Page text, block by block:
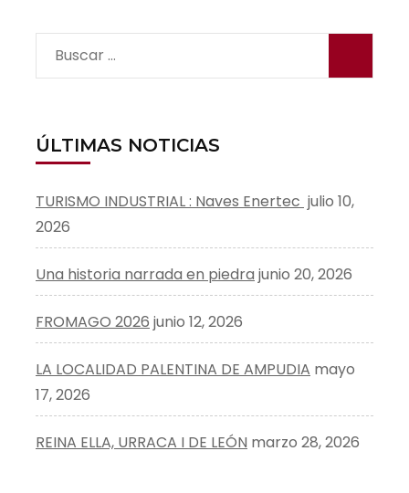
Buscar:
ÚLTIMAS NOTICIAS
TURISMO INDUSTRIAL : Naves Enertec julio 10,
2026
Una historia narrada en piedra junio 20, 2026
FROMAGO 2026 junio 12, 2026
LA LOCALIDAD PALENTINA DE AMPUDIA mayo
17, 2026
REINA ELLA, URRACA I DE LEÓN marzo 28, 2026